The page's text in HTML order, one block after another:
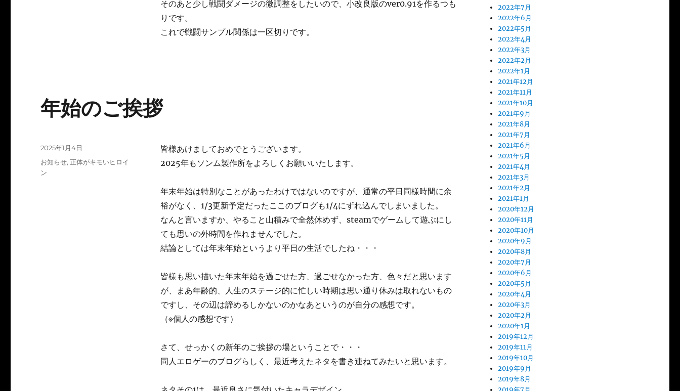
そのあと少し戦闘ダメージの微調整をしたいので、小改良版のver0.91を作るつも
りです。
これで戦闘サンプル関係は一区切りです。
年始のご挨拶
皆様あけましておめでとうございます。
2025年もソンム製作所をよろしくお願いいたします。
年末年始は特別なことがあったわけではないのですが、通常の平日同様時間に余
裕がなく、1/3更新予定だったここのブログも1/4にずれ込んでしまいました。
なんと言いますか、やること山積みで全然休めず、steamでゲームして遊ぶにし
ても思いの外時間を作れませんでした。
結論としては年末年始というより平日の生活でしたね・・・
皆様も思い描いた年末年始を過ごせた方、過ごせなかった方、色々だと思います
が、まあ年齢的、人生のステージ的に忙しい時期は思い通り休みは取れないもの
ですし、その辺は諦めるしかないのかなあというのが自分の感想です。
（※個人の感想です）
さて、せっかくの新年のご挨拶の場ということで・・・
同人エロゲーのブログらしく、最近考えたネタを書き連ねてみたいと思います。
投
稿
2025年1月4日
カ
テ
お知らせ,正体がキモいヒロイ
ン
2022年7月
2022年6月
2022年5月
2022年4月
2022年3月
2022年2月
2022年1月
2021年12月
2021年11月
2021年10月
2021年9月
2021年8月
2021年7月
2021年6月
2021年5月
2021年4月
2021年3月
2021年2月
2021年1月
2020年12月
2020年11月
2020年10月
2020年9月
2020年8月
2020年7月
2020年6月
2020年5月
2020年4月
2020年3月
2020年2月
2020年1月
2019年12月
2019年11月
2019年10月
2019年9月
2019年8月